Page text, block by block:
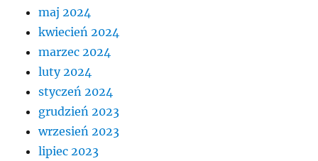
maj 2024
kwiecień 2024
marzec 2024
luty 2024
styczeń 2024
grudzień 2023
wrzesień 2023
lipiec 2023